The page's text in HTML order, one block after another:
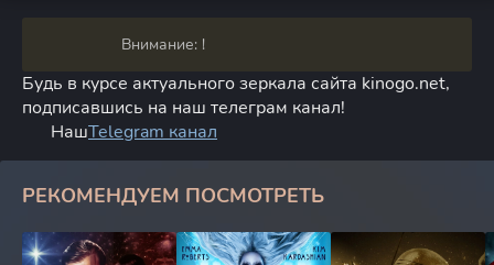
Внимание: !
Будь в курсе актуального зеркала сайта kinogo.net,
подписавшись на наш телеграм канал!
НашTelegram канал
РЕКОМЕНДУЕМ ПОСМОТРЕТЬ